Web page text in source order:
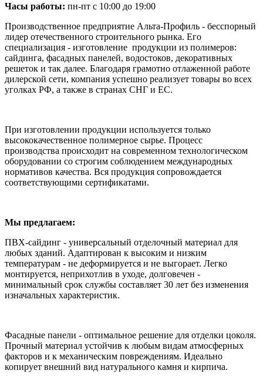
Часы работы: пн-пт с 10:00 до 19:00
Производственное предприятие Альта-Профиль - бесспорный
лидер отечественного строительного рынка. Его
специализация - изготовление продукции из полимеров:
сайдинга, фасадных панелей, водостоков, декоративных
решеток и так далее. Благодаря грамотно отлаженной работе
дилерской сети, компания успешно реализует товары во всех
уголках РФ, а также в странах СНГ и ЕС.
При изготовлении продукции используется только
высококачественное полимерное сырье. Процесс
производства происходит на современном технологическом
оборудовании со строгим соблюдением международных
нормативов качества. Вся продукция сопровождается
соответствующими сертификатами.
Мы предлагаем:
ПВХ-сайдинг - универсальный отделочный материал для
любых зданий. Адаптирован к высоким и низким
температурам - не деформируется и не выгорает. Легко
монтируется, неприхотлив в уходе, долговечен -
минимальный срок службы составляет 30 лет без изменения
изначальных характеристик.
Фасадные панели - оптимальное решение для отделки цоколя.
Прочный материал устойчив к любым видам атмосферных
факторов и к механическим повреждениям. Идеально
копирует внешний вид натурального камня и кирпича.